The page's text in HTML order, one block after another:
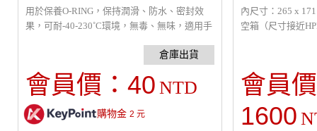
用於保養O-RING，保持潤滑、防水、密封效
果，可耐-40-230˚C環境，無毒、無味，適用手
會員價： 40 NTD
購物金 2 元
內尺寸：265 x
空箱（尺寸接近
護，是提箱也是
格，在嚴酷的環
型設備※
會員
1600